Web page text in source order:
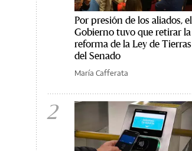
Por presión de los aliados, el
Gobierno tuvo que retirar la
reforma de la Ley de Tierras
del Senado
María Cafferata
2